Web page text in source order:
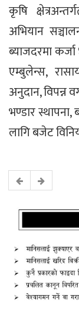
कृषि
अभियान
ब्याजदरमा
एम्बुलेन्स,
अनुदान, विपन्न
भण्डार स्थापना,
लागि बजेट